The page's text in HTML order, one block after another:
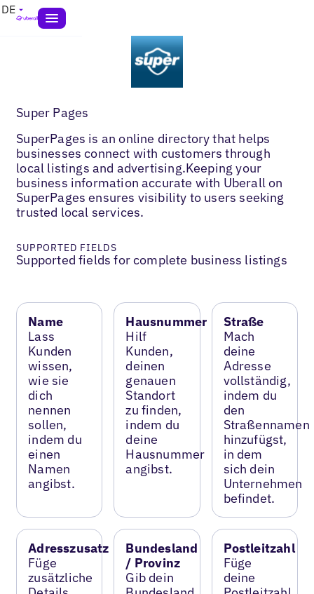
DE
Super Pages
SuperPages is an online directory that helps
businesses connect with customers through
local listings and advertising.Keeping your
business information accurate with Uberall on
SuperPages ensures visibility to users seeking
trusted local services.
SUPPORTED FIELDS
Supported fields for complete business listings
Name
Lass
Kunden
wissen,
wie sie
dich
nennen
sollen,
indem du
einen
Namen
angibst.
Hausnummer
Hilf
Kunden,
deinen
genauen
Standort
zu finden,
indem du
deine
Hausnummer
angibst.
Straße
Mach
deine
Adresse
vollständig,
indem du
den
Straßennamen
hinzufügst,
in dem
sich dein
Unternehmen
befindet.
Adresszusatz
Füge
zusätzliche
Bundesland
/ Provinz
Gib dein
Postleitzahl
Füge
deine